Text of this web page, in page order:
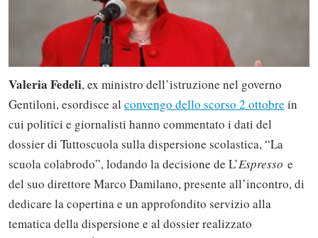
Valeria Fedeli, ex ministro dell’istruzione nel governo
Gentiloni, esordisce al convengo dello scorso 2 ottobre in
cui politici e giornalisti hanno commentato i dati del
dossier di Tuttoscuola sulla dispersione scolastica, “La
scuola colabrodo”, lodando la decisione de L’Espresso e
del suo direttore Marco Damilano, presente all’incontro, di
dedicare la copertina e un approfondito servizio alla
tematica della dispersione e al dossier realizzato